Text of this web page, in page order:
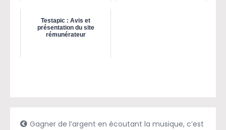
Testapic : Avis et
présentation du site
rémunérateur
Gagner de l’argent en écoutant la musique, c’est